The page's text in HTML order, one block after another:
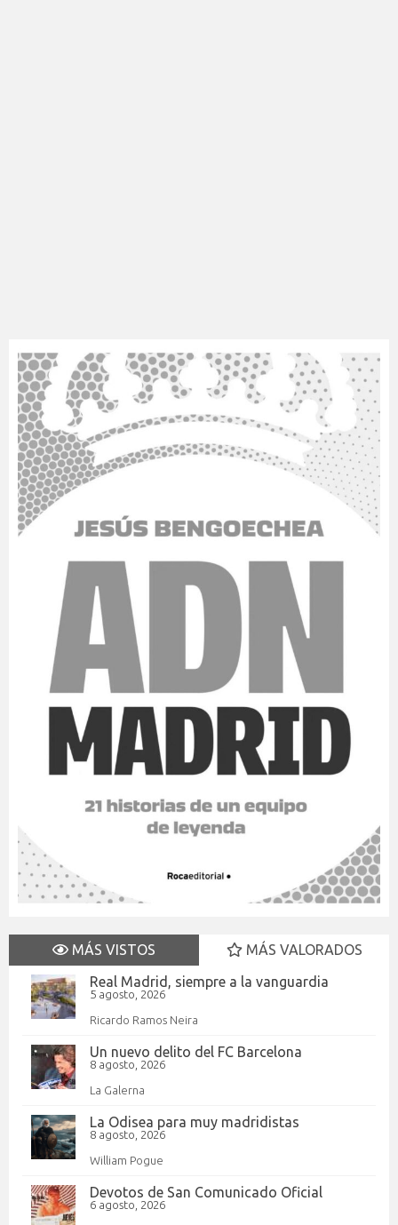
MÁS VISTOS
MÁS VALORADOS
Real Madrid, siempre a la vanguardia
5 agosto, 2026
Ricardo Ramos Neira
Un nuevo delito del FC Barcelona
8 agosto, 2026
La Galerna
La Odisea para muy madridistas
8 agosto, 2026
William Pogue
Devotos de San Comunicado Oficial
6 agosto, 2026